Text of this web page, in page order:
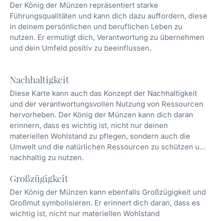
Der König der Münzen repräsentiert starke
Führungsqualitäten und kann dich dazu auffordern, diese
in deinem persönlichen und beruflichen Leben zu
nutzen. Er ermutigt dich, Verantwortung zu übernehmen
und dein Umfeld positiv zu beeinflussen.
Nachhaltigkeit
Diese Karte kann auch das Konzept der Nachhaltigkeit
und der verantwortungsvollen Nutzung von Ressourcen
hervorheben. Der König der Münzen kann dich daran
erinnern, dass es wichtig ist, nicht nur deinen
materiellen Wohlstand zu pflegen, sondern auch die
Umwelt und die natürlichen Ressourcen zu schützen und
nachhaltig zu nutzen.
Großzügigkeit
Der König der Münzen kann ebenfalls Großzügigkeit und
Großmut symbolisieren. Er erinnert dich daran, dass es
wichtig ist, nicht nur materiellen Wohlstand